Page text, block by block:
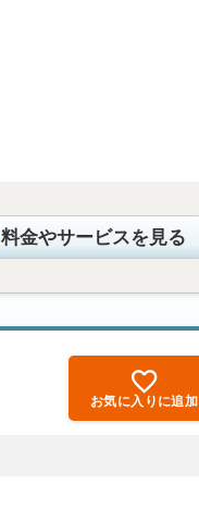
料金やサービスを見る
お気に入りに追加